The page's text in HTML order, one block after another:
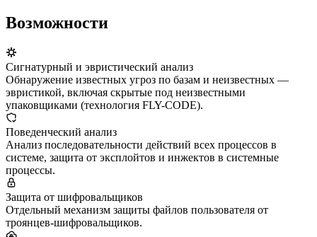
Возможности
Сигнатурный и эвристический анализ
Обнаружение известных угроз по базам и неизвестных —
эвристикой, включая скрытые под неизвестными
упаковщиками (технология FLY-CODE).
Поведенческий анализ
Анализ последовательности действий всех процессов в
системе, защита от эксплойтов и инжектов в системные
процессы.
Защита от шифровальщиков
Отдельный механизм защиты файлов пользователя от
троянцев-шифровальщиков.